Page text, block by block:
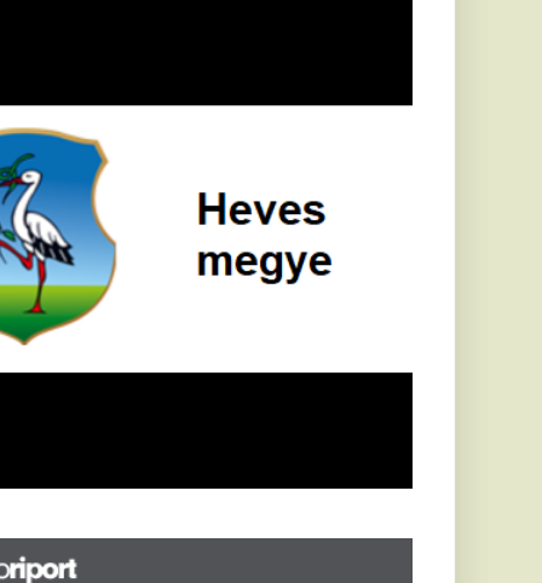
Földrengés rázta
Horvátországot,
Horvátországban
azt írja: ezúttal 6,3-es
erősségű földrengés
rázta meg